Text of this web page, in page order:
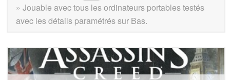
» Jouable avec tous les ordinateurs portables testés
avec les détails paramétrés sur Bas.